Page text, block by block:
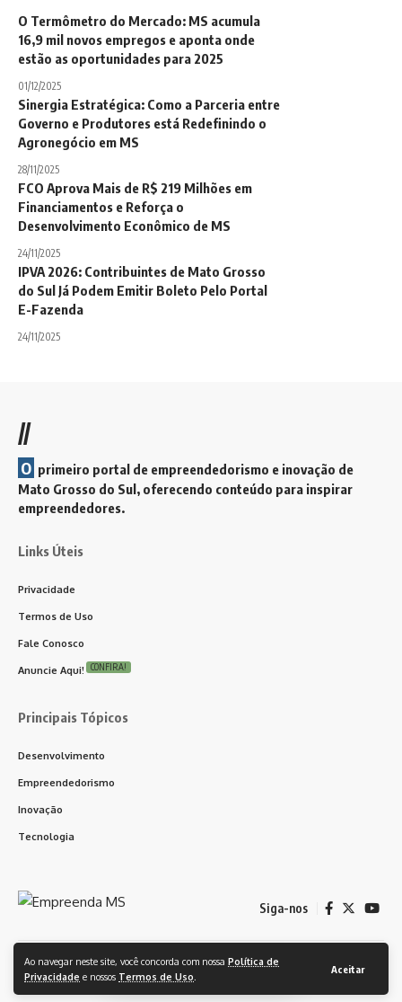
Ao navegar neste site, você concorda com nossa Política de
Privacidade e nossos Termos de Uso
Aceitar
O Termômetro do Mercado: MS acumula
16,9 mil novos empregos e aponta onde
estão as oportunidades para 2025
01/12/2025
Sinergia Estratégica: Como a Parceria entre
Governo e Produtores está Redefinindo o
Agronegócio em MS
28/11/2025
FCO Aprova Mais de R$ 219 Milhões em
Financiamentos e Reforça o
Desenvolvimento Econômico de MS
24/11/2025
IPVA 2026: Contribuintes de Mato Grosso
do Sul Já Podem Emitir Boleto Pelo Portal
E-Fazenda
24/11/2025
//
O primeiro portal de empreendedorismo e inovação de
Mato Grosso do Sul, oferecendo conteúdo para inspirar
empreendedores.
Links Úteis
Privacidade
Termos de Uso
Fale Conosco
Anuncie Aqui! CONFIRA!
Principais Tópicos
Desenvolvimento
Empreendedorismo
Inovação
Tecnologia
Siga-nos
© 2024 Empreenda CG. Feito orgulhosamente com ❤️ WordPress. Todos
os Direitos Reservados.